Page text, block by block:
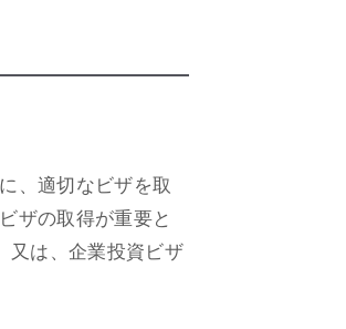
、適切なビザを取
ザの取得が重要と
又は、企業投資ビザ